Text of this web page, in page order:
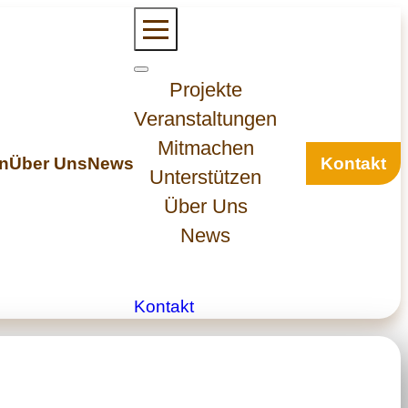
Über UnsNews
Projekte
Veranstaltungen
Mitmachen
Unterstützen
Über Uns
News
Kontakt
Kontakt